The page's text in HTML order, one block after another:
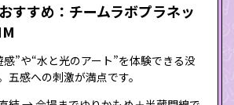
すすめ：チームラボプラネッ
感”や“水と光のアート”を体験できる没
五感への刺激が満点です。